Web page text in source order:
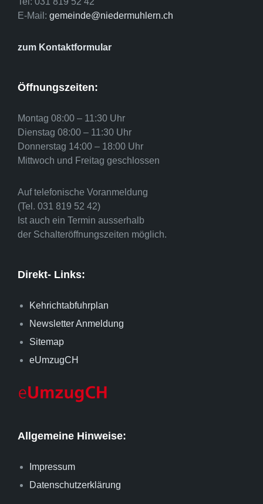
E-Mail: gemeinde@niedermuhlern.ch
zum Kontaktformular
Öffnungszeiten:
Montag 08:00 – 11:30 Uhr
Dienstag 08:00 – 11:30 Uhr
Donnerstag 14:00 – 18:00 Uhr
Mittwoch und Freitag geschlossen
Auf telefonische Voranmeldung
(Tel. 031 819 52 42)
Ist auch ein Termin ausserhalb
der Schalteröffnungszeiten möglich.
Direkt- Links:
Kehrichtabfuhrplan
Newsletter Anmeldung
Sitemap
eUmzugCH
Allgemeine Hinweise:
Impressum
Datenschutzerklärung